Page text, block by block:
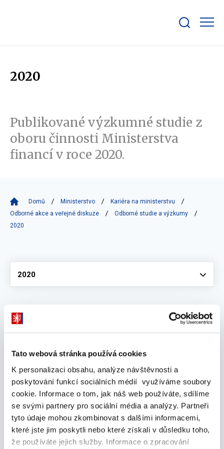
Tato webová stránka používá cookies
K personalizaci obsahu, analýze návštěvnosti a
poskytování funkcí sociálních médií využíváme soubory
cookie. Informace o tom, jak náš web používáte, sdílíme
se svými partnery pro sociální média a analýzy. Partneři
tyto údaje mohou zkombinovat s dalšími informacemi,
které jste jim poskytli nebo které získali v důsledku toho,
že používáte jejich služby. Informace o zpracování
bar
2020
Publikované výzkumné studie z
oboru činnosti Ministerstva
financí v roce 2020.
Domů Ministerstvo
Kariéra na ministerstvu
Odborné akce a veřejné diskuze
Odborné studie a výzkumy
2020
Vyberte
2020
únor 2020
Model
leden 2020